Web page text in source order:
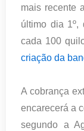
mais recente
último dia 1º,
cada 100
criação da
A cobrança
encarecerá a
segundo a